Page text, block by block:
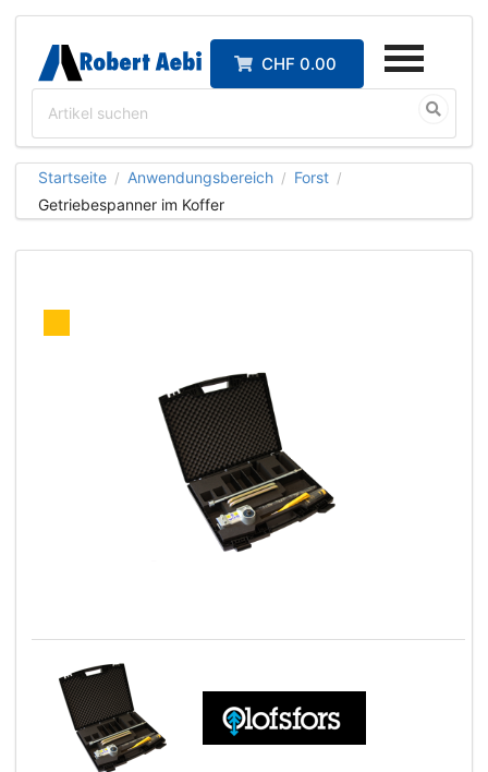
CHF 0.00
Startseite / Anwendungsbereich / Forst /
Getriebespanner im Koffer